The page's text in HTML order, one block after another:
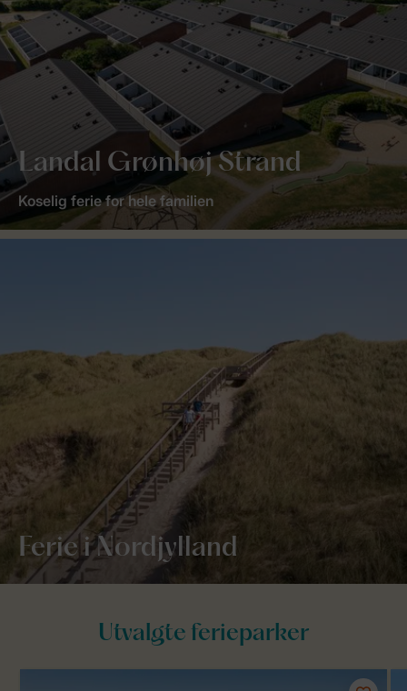
Landal Grønhøj Strand
Koselig ferie for hele familien
Ferie i Nordjylland